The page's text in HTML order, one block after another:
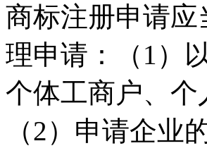
商标注册申请
理申请：（1）
个体工商户、
（2）申请企业